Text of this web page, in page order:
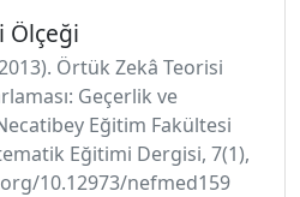
Ölçeği
Örtük Zekâ Teorisi
Geçerlik ve
Eğitim Fakültesi
Eğitimi Dergisi, 7(1),
10.12973/nefmed159